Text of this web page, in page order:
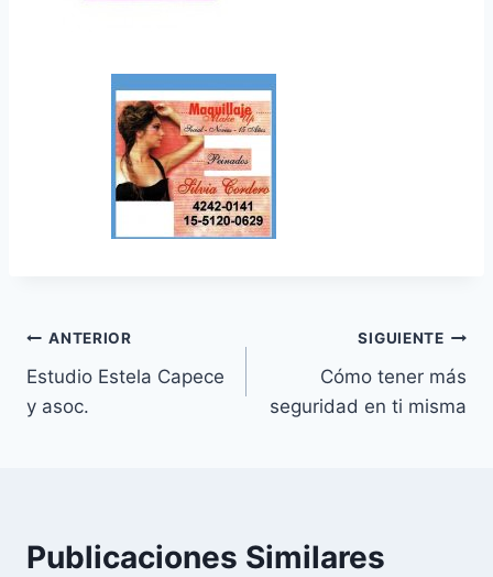
Navegación
de
ANTERIOR
Estudio Estela Capece
y asoc.
SIGUIENTE
Cómo tener más
seguridad en ti misma
Publicaciones Similares